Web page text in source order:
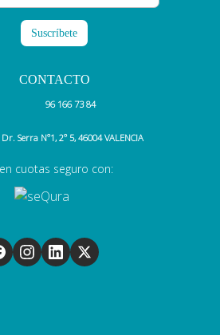
CONTACTO
96 166 73 84
Serra N°1, 2° 5, 46004 VALENCIA
cuotas seguro con: